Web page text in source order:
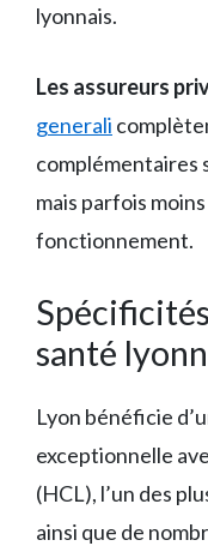
lyonnais.
Les assureurs
generali
complémentaires
mais parfois
fonctionnement.
santé
Lyon bénéficie
exceptionnelle
(HCL), l’un des
ainsi que de